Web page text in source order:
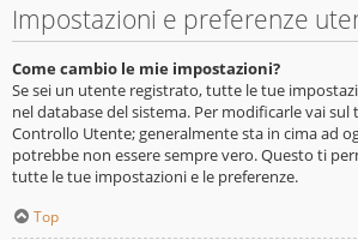
Impostazioni e preferenze
Come cambio le mie impostazioni?
Se sei un utente registrato, tutte le tue
nel database del sistema. Per modificarle vai sul
Controllo Utente; generalmente sta in cima ad
potrebbe non essere sempre vero. Questo ti
tutte le tue impostazioni e le preferenze.
Top